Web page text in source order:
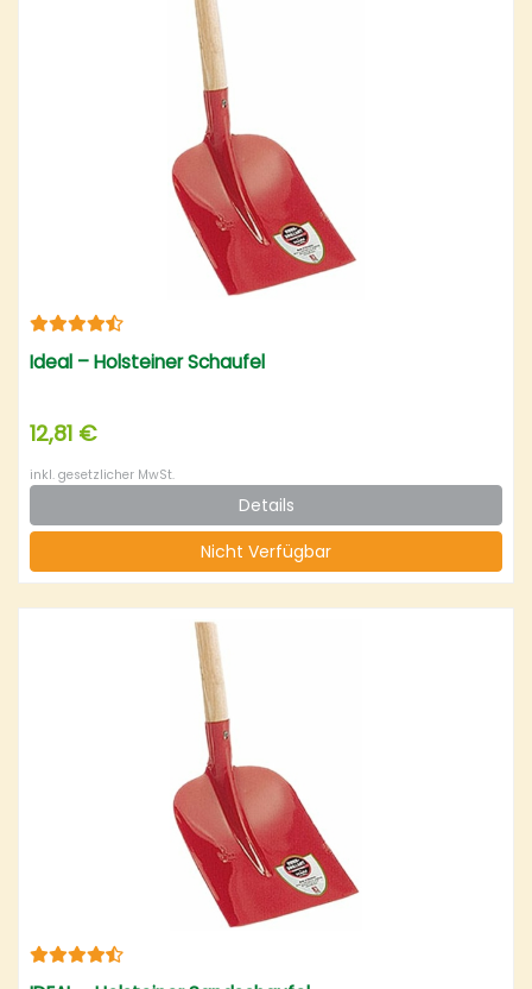
Ideal – Holsteiner Schaufel
12,81 €
inkl. gesetzlicher MwSt.
Details
Nicht Verfügbar